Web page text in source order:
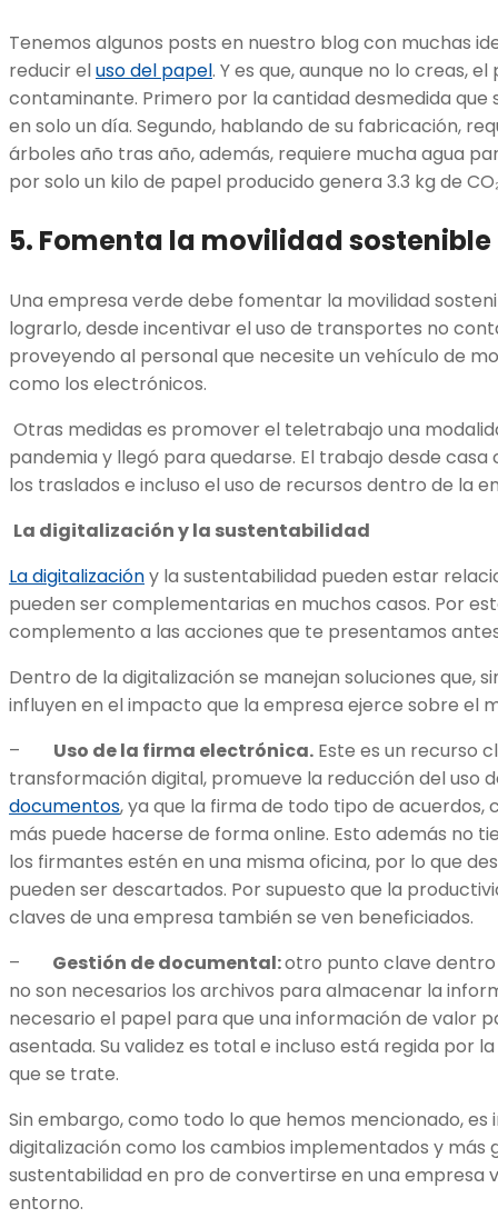
Tenemos algunos posts en nuestro blog con muchas
reducir eluso del papel. Y es que, aunque no lo creas,
contaminante. Primero por la cantidad desmedida que
en solo un día. Segundo, hablando de su fabricación,
árboles año tras año, además, requiere mucha agua
por solo un kilo de papel producido genera 3.3 kg de
5. Fomenta la movilidad sostenible
Una empresa verde debe fomentar la movilidad
lograrlo, desde incentivar el uso de transportes no
proveyendo al personal que necesite un vehículo de
como los electrónicos.
Otras medidas es promover el teletrabajo una
pandemia y llegó para quedarse. El trabajo desde
los traslados e incluso el uso de recursos dentro de la
La digitalización y la sustentabilidad
La digitalizacióny la sustentabilidad pueden estar
pueden ser complementarias en muchos casos. Por
complemento a las acciones que te presentamos
Dentro de la digitalización se manejan soluciones que,
influyen en el impacto que la empresa ejerce sobre el
–
Uso de la firma electrónica. Este es un recurso
transformación digital, promueve la reducción del uso
documentos, ya que la firma de todo tipo de
más puede hacerse de forma online. Esto además no
los firmantes estén en una misma oficina, por lo que
pueden ser descartados. Por supuesto que la
claves de una empresa también se ven beneficiados.
–
Gestión de documental:otro punto clave dentro
no son necesarios los archivos para almacenar la
necesario el papel para que una información de valor
asentada. Su validez es total e incluso está regida por
que se trate.
Sin embargo, como todo lo que hemos mencionado,
digitalización como los cambios implementados y más
sustentabilidad en pro de convertirse en una empresa
entorno.